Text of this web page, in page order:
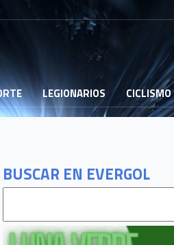
LEGIONARIOS CICLISMO
BUSCAR EN EVERGOL